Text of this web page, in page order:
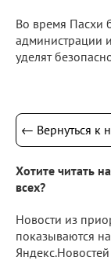
Во время Пасхи
администрации
уделят
← Вернуться к
Хотите читать
всех?
Новости из
показываются